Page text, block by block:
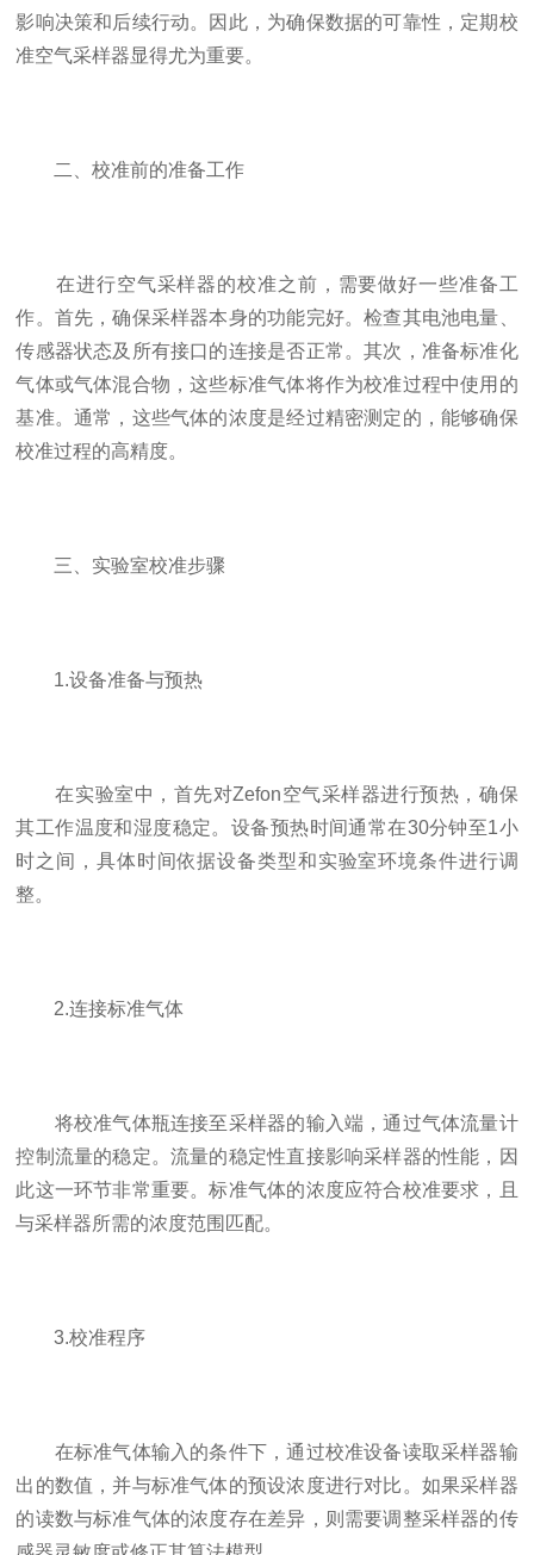
影响决策和后续行动。因此，为确保数据的可靠性，定期校
准空气采样器显得尤为重要。
二、校准前的准备工作
在进行空气采样器的校准之前，需要做好一些准备工
作。首先，确保采样器本身的功能完好。检查其电池电量、
传感器状态及所有接口的连接是否正常。其次，准备标准化
气体或气体混合物，这些标准气体将作为校准过程中使用的
基准。通常，这些气体的浓度是经过精密测定的，能够确保
校准过程的高精度。
三、实验室校准步骤
1.设备准备与预热
在实验室中，首先对Zefon空气采样器进行预热，确保
其工作温度和湿度稳定。设备预热时间通常在30分钟至1小
时之间，具体时间依据设备类型和实验室环境条件进行调
整。
2.连接标准气体
将校准气体瓶连接至采样器的输入端，通过气体流量计
控制流量的稳定。流量的稳定性直接影响采样器的性能，因
此这一环节非常重要。标准气体的浓度应符合校准要求，且
与采样器所需的浓度范围匹配。
3.校准程序
在标准气体输入的条件下，通过校准设备读取采样器输
出的数值，并与标准气体的预设浓度进行对比。如果采样器
的读数与标准气体的浓度存在差异，则需要调整采样器的传